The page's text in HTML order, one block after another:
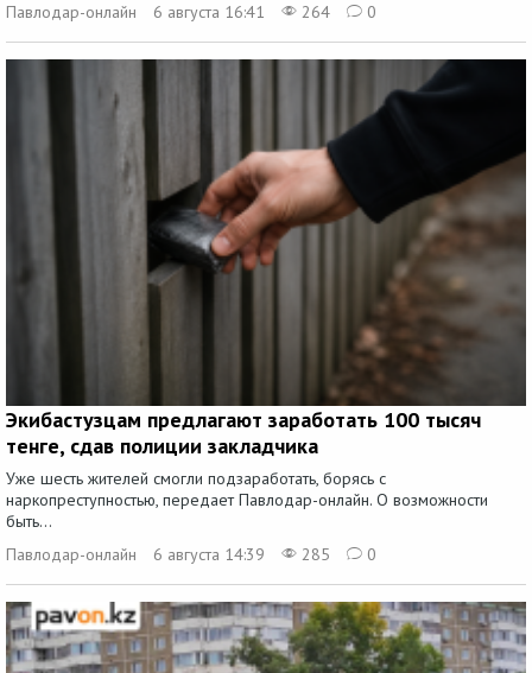
Павлодар-онлайн
6 августа 16:41 264 0
Экибастузцам предлагают заработать 100 тысяч
тенге, сдав полиции закладчика
Уже шесть жителей смогли подзаработать, борясь с
наркопреступностью, передает Павлодар-онлайн. О возможности
быть...
Павлодар-онлайн
6 августа 14:39 285 0